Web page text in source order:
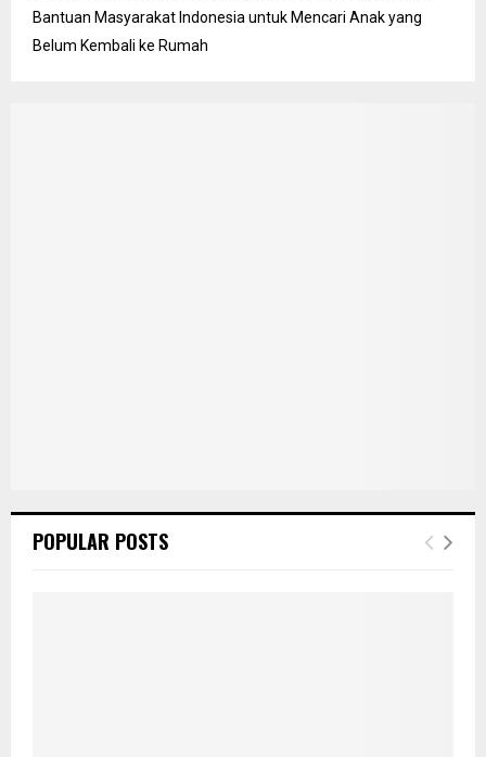
Bantuan Masyarakat Indonesia untuk Mencari Anak yang
Belum Kembali ke Rumah
POPULAR POSTS